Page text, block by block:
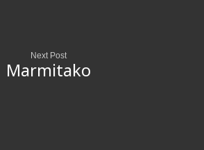
Next Post
Marmitako